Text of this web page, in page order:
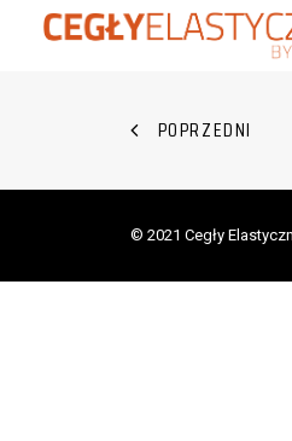
POPRZEDNI
© 2021 Cegły